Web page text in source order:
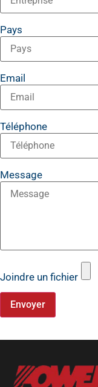
Pays
Email
Téléphone
Message
Joindre un fichier
Envoyer